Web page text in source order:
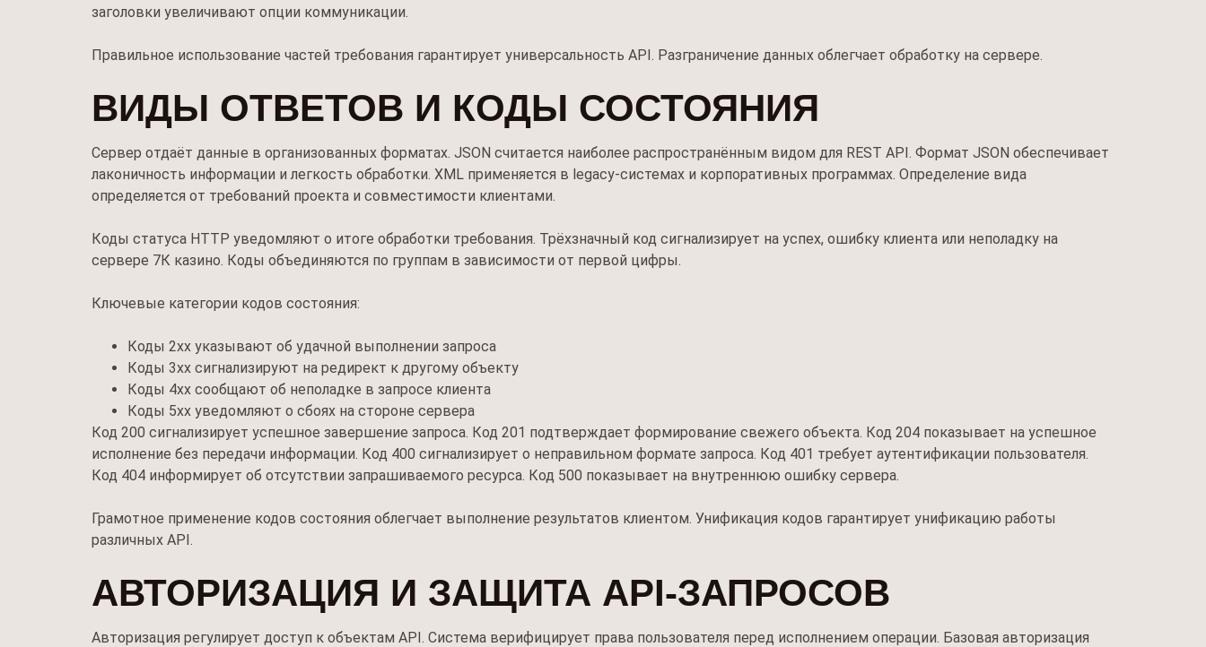
заголовки увеличивают опции коммуникации.
Правильное использование частей требования гарантирует универсальность API. Разграничение данных облегчает обработку на сервере.
ВИДЫ ОТВЕТОВ И КОДЫ СОСТОЯНИЯ
Сервер отдаёт данные в организованных форматах. JSON считается наиболее распространённым видом для REST API. Формат JSON обеспечивает
лаконичность информации и легкость обработки. XML применяется в legacy-системах и корпоративных программах. Определение вида
определяется от требований проекта и совместимости клиентами.
Коды статуса HTTP уведомляют о итоге обработки требования. Трёхзначный код сигнализирует на успех, ошибку клиента или неполадку на
сервере 7К казино. Коды объединяются по группам в зависимости от первой цифры.
Ключевые категории кодов состояния:
Коды 2xx указывают об удачной выполнении запроса
Коды 3xx сигнализируют на редирект к другому объекту
Коды 4xx сообщают об неполадке в запросе клиента
Коды 5xx уведомляют о сбоях на стороне сервера
Код 200 сигнализирует успешное завершение запроса. Код 201 подтверждает формирование свежего объекта. Код 204 показывает на успешное
исполнение без передачи информации. Код 400 сигнализирует о неправильном формате запроса. Код 401 требует аутентификации пользователя.
Код 404 информирует об отсутствии запрашиваемого ресурса. Код 500 показывает на внутреннюю ошибку сервера.
Грамотное применение кодов состояния облегчает выполнение результатов клиентом. Унификация кодов гарантирует унификацию работы
различных API.
АВТОРИЗАЦИЯ И ЗАЩИТА API-ЗАПРОСОВ
Авторизация регулирует доступ к объектам API. Система верифицирует права пользователя перед исполнением операции. Базовая авторизация